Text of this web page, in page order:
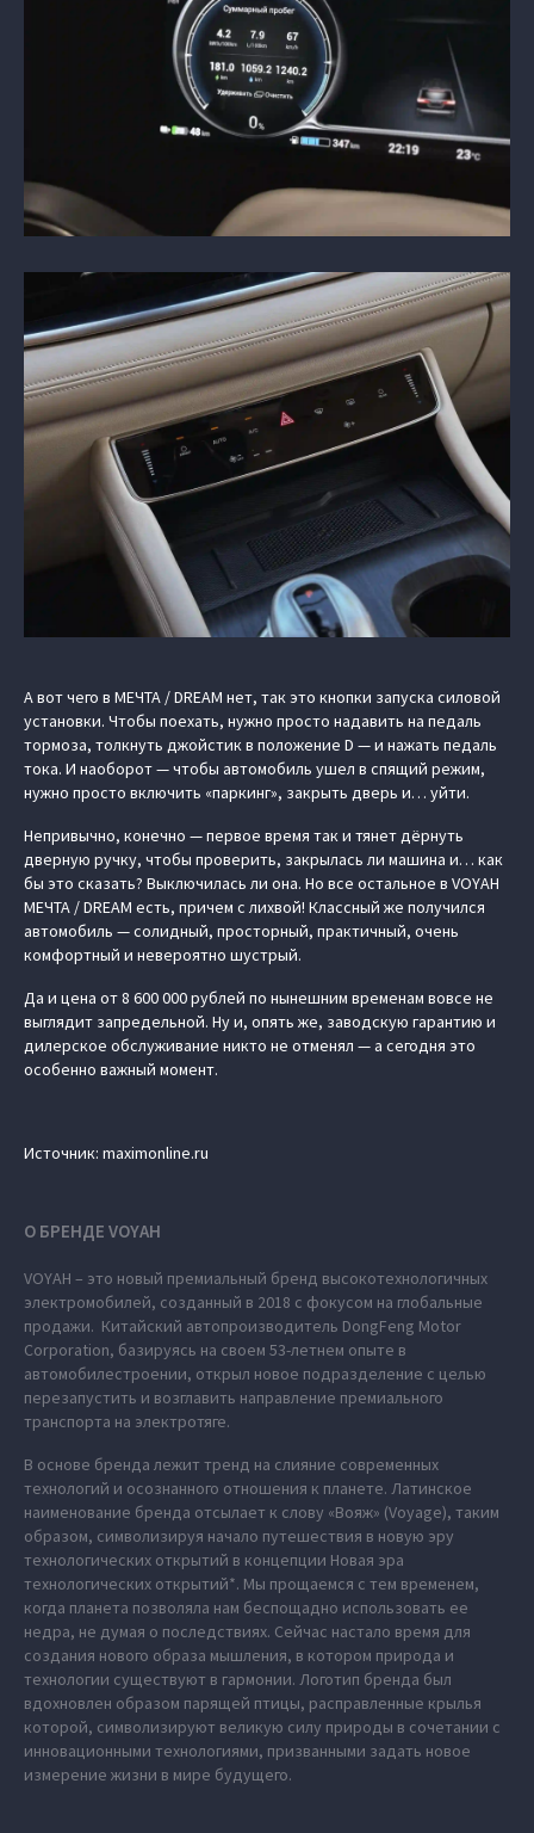
А вот чего в МЕЧТА / DREAM нет, так это кнопки запуска силовой
установки. Чтобы поехать, нужно просто надавить на педаль
тормоза, толкнуть джойстик в положение D — и нажать педаль
тока. И наоборот — чтобы автомобиль ушел в спящий режим,
нужно просто включить «паркинг», закрыть дверь и… уйти.
Непривычно, конечно — первое время так и тянет дёрнуть
дверную ручку, чтобы проверить, закрылась ли машина и… как
бы это сказать? Выключилась ли она. Но все остальное в VOYAH
МЕЧТА / DREAM есть, причем с лихвой! Классный же получился
автомобиль — солидный, просторный, практичный, очень
комфортный и невероятно шустрый.
Да и цена от 8 600 000 рублей по нынешним временам вовсе не
выглядит запредельной. Ну и, опять же, заводскую гарантию и
дилерское обслуживание никто не отменял — а сегодня это
особенно важный момент.
Источник: maximonline.ru
О БРЕНДЕ VOYAH
VOYAH – это новый премиальный бренд высокотехнологичных
электромобилей, созданный в 2018 с фокусом на глобальные
продажи. Китайский автопроизводитель DongFeng Motor
Corporation, базируясь на своем 53-летнем опыте в
автомобилестроении, открыл новое подразделение с целью
перезапустить и возглавить направление премиального
транспорта на электротяге.
В основе бренда лежит тренд на слияние современных
технологий и осознанного отношения к планете. Латинское
наименование бренда отсылает к слову «Вояж» (Voyage), таким
образом, символизируя начало путешествия в новую эру
технологических открытий в концепции Новая эра
технологических открытий*. Мы прощаемся с тем временем,
когда планета позволяла нам беспощадно использовать ее
недра, не думая о последствиях. Сейчас настало время для
создания нового образа мышления, в котором природа и
технологии существуют в гармонии. Логотип бренда был
вдохновлен образом парящей птицы, расправленные крылья
которой, символизируют великую силу природы в сочетании с
инновационными технологиями, призванными задать новое
измерение жизни в мире будущего.